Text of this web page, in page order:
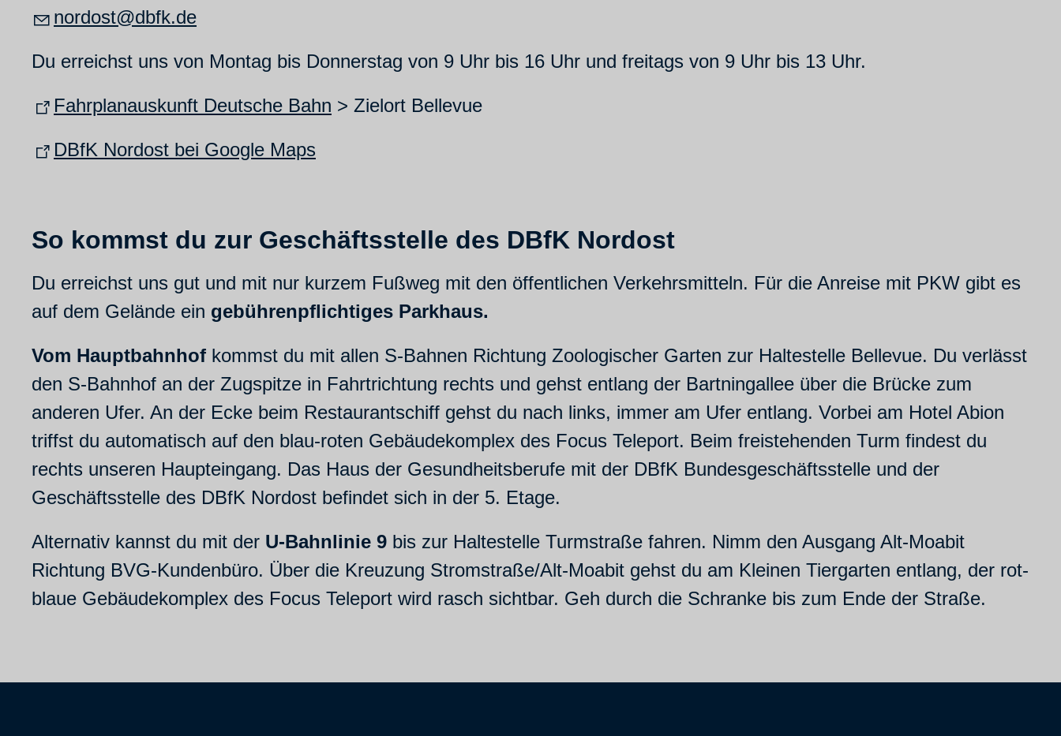
n rd st dbfk d
Du erreichst uns von Montag bis Donnerstag von 9 Uhr bis 16 Uhr und freitags von 9 Uhr bis 13 Uhr.
Fahrplanauskunft Deutsche Bahn > Zielort Bellevue
DBfK Nordost bei Google Maps
So kommst du zur Geschäftsstelle des DBfK Nordost
Du erreichst uns gut und mit nur kurzem Fußweg mit den öffentlichen Verkehrsmitteln. Für die Anreise mit PKW gibt es
auf dem Gelände ein gebührenpflichtiges Parkhaus.
Vom Hauptbahnhof kommst du mit allen S-Bahnen Richtung Zoologischer Garten zur Haltestelle Bellevue. Du verlässt
den S-Bahnhof an der Zugspitze in Fahrtrichtung rechts und gehst entlang der Bartningallee über die Brücke zum
anderen Ufer. An der Ecke beim Restaurantschiff gehst du nach links, immer am Ufer entlang. Vorbei am Hotel Abion
triffst du automatisch auf den blau-roten Gebäudekomplex des Focus Teleport. Beim freistehenden Turm findest du
rechts unseren Haupteingang. Das Haus der Gesundheitsberufe mit der DBfK Bundesgeschäftsstelle und der
Geschäftsstelle des DBfK Nordost befindet sich in der 5. Etage.
Alternativ kannst du mit der U-Bahnlinie 9 bis zur Haltestelle Turmstraße fahren. Nimm den Ausgang Alt-Moabit
Richtung BVG-Kundenbüro. Über die Kreuzung Stromstraße/Alt-Moabit gehst du am Kleinen Tiergarten entlang, der rot-
blaue Gebäudekomplex des Focus Teleport wird rasch sichtbar. Geh durch die Schranke bis zum Ende der Straße.